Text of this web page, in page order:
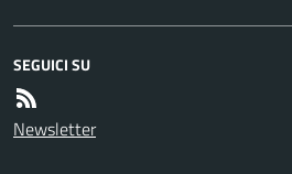
SEGUICI SU
Newsletter